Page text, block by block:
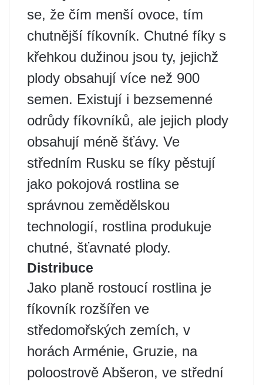
se, že čím menší ovoce, tím
chutnější fíkovník. Chutné fíky s
křehkou dužinou jsou ty, jejichž
plody obsahují více než 900
semen. Existují i ​​bezsemenné
odrůdy fíkovníků, ale jejich plody
obsahují méně šťávy. Ve
středním Rusku se fíky pěstují
jako pokojová rostlina se
správnou zemědělskou
technologií, rostlina produkuje
chutné, šťavnaté plody.
Distribuce
Jako planě rostoucí rostlina je
fíkovník rozšířen ve
středomořských zemích, v
horách Arménie, Gruzie, na
poloostrově Abšeron, ve střední